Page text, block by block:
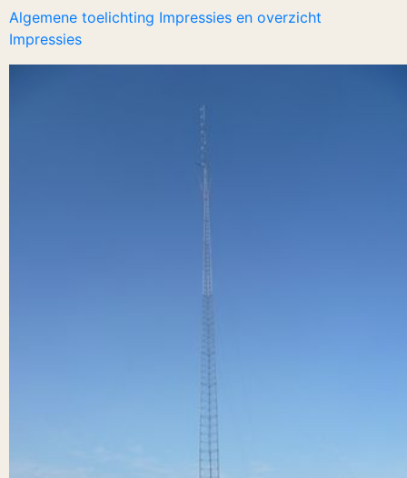
Algemene toelichting Impressies en overzicht
Impressies